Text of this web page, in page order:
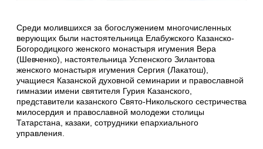
Среди молившихся за богослужением многочисленных
верующих были настоятельница Елабужского Казанско-
Богородицкого женского монастыря игумения Вера
(Шевченко), настоятельница Успенского Зилантова
женского монастыря игумения Сергия (Лакатош),
учащиеся Казанской духовной семинарии и православной
гимназии имени святителя Гурия Казанского,
представители казанского Свято-Никольского сестричества
милосердия и православной молодежи столицы
Татарстана, казаки, сотрудники епархиального
управления.